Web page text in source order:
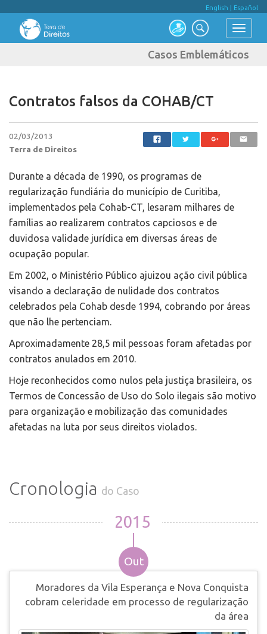
English Español
Casos Emblemáticos
Contratos falsos da COHAB/CT
02/03/2013
Terra de Direitos
Durante a década de 1990, os programas de
regularização fundiária do município de Curitiba,
implementados pela Cohab-CT, lesaram milhares de
famílias ao realizarem contratos capciosos e de
duvidosa validade jurídica em diversas áreas de
ocupação popular.
Em 2002, o Ministério Público ajuizou ação civil pública
visando a declaração de nulidade dos contratos
celebrados pela Cohab desde 1994, cobrando por áreas
que não lhe pertenciam.
Aproximadamente 28,5 mil pessoas foram afetadas por
contratos anulados em 2010.
Hoje reconhecidos como nulos pela justiça brasileira, os
Termos de Concessão de Uso do Solo ilegais são motivo
para organização e mobilização das comunidades
afetadas na luta por seus direitos violados.
Cronologia do Caso
2015
Out
Moradores da Vila Esperança e Nova Conquista
cobram celeridade em processo de regularização
da área